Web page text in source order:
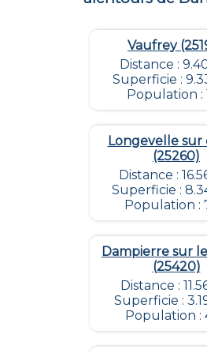
Vaufrey
Distance :
Superficie :
Population :
Longevelle sur
(25260)
Distance :
Superficie :
Population :
Dampierre sur
(25420)
Distance :
Superficie :
Population :